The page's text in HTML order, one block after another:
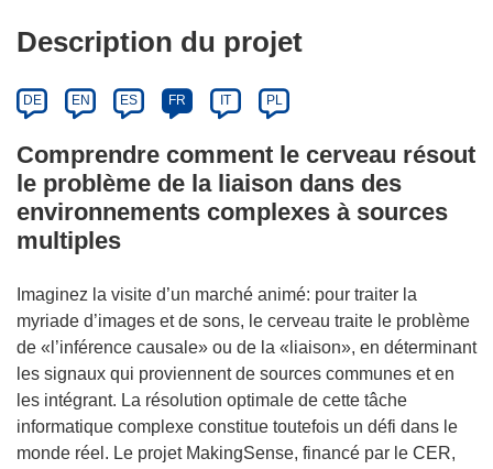
Description du projet
DE EN ES FR IT PL
Comprendre comment le cerveau résout
le problème de la liaison dans des
environnements complexes à sources
multiples
Imaginez la visite d’un marché animé: pour traiter la
myriade d’images et de sons, le cerveau traite le problème
de «l’inférence causale» ou de la «liaison», en déterminant
les signaux qui proviennent de sources communes et en
les intégrant. La résolution optimale de cette tâche
informatique complexe constitue toutefois un défi dans le
monde réel. Le projet MakingSense, financé par le CER,